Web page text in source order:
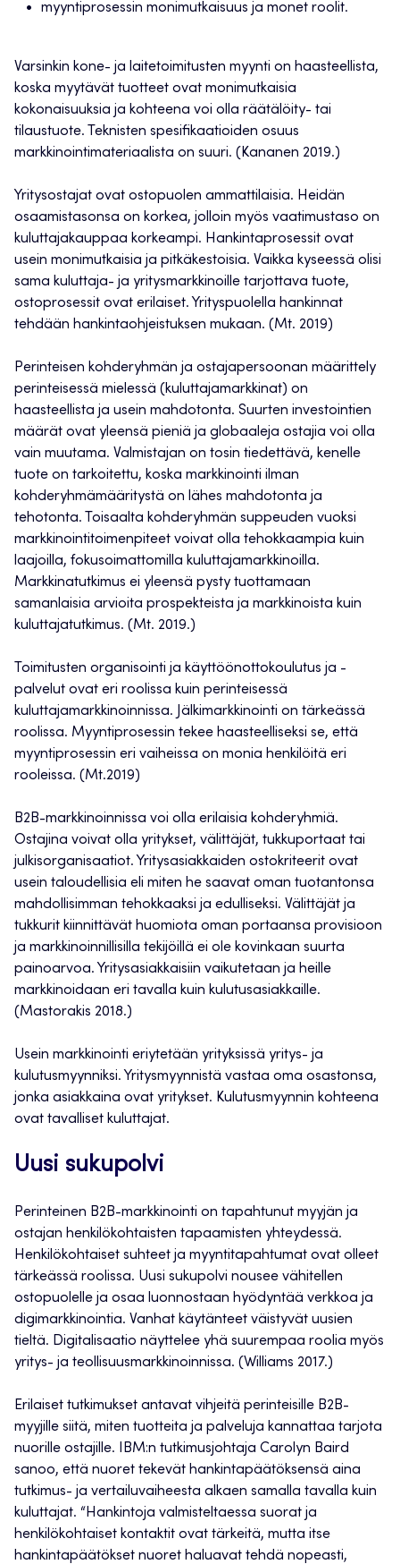
myyntiprosessin monimutkaisuus ja monet roolit.
Varsinkin kone- ja laitetoimitusten myynti on haasteellista,
koska myytävät tuotteet ovat monimutkaisia
kokonaisuuksia ja kohteena voi olla räätälöity- tai
tilaustuote. Teknisten spesifikaatioiden osuus
markkinointimateriaalista on suuri. (Kananen 2019.)
Yritysostajat ovat ostopuolen ammattilaisia. Heidän
osaamistasonsa on korkea, jolloin myös vaatimustaso on
kuluttajakauppaa korkeampi. Hankintaprosessit ovat
usein monimutkaisia ja pitkäkestoisia. Vaikka kyseessä olisi
sama kuluttaja- ja yritysmarkkinoille tarjottava tuote,
ostoprosessit ovat erilaiset. Yrityspuolella hankinnat
tehdään hankintaohjeistuksen mukaan. (Mt. 2019)
Perinteisen kohderyhmän ja ostajapersoonan määrittely
perinteisessä mielessä (kuluttajamarkkinat) on
haasteellista ja usein mahdotonta. Suurten investointien
määrät ovat yleensä pieniä ja globaaleja ostajia voi olla
vain muutama. Valmistajan on tosin tiedettävä, kenelle
tuote on tarkoitettu, koska markkinointi ilman
kohderyhmämääritystä on lähes mahdotonta ja
tehotonta. Toisaalta kohderyhmän suppeuden vuoksi
markkinointitoimenpiteet voivat olla tehokkaampia kuin
laajoilla, fokusoimattomilla kuluttajamarkkinoilla.
Markkinatutkimus ei yleensä pysty tuottamaan
samanlaisia arvioita prospekteista ja markkinoista kuin
kuluttajatutkimus. (Mt. 2019.)
Toimitusten organisointi ja käyttöönottokoulutus ja -
palvelut ovat eri roolissa kuin perinteisessä
kuluttajamarkkinoinnissa. Jälkimarkkinointi on tärkeässä
roolissa. Myyntiprosessin tekee haasteelliseksi se, että
myyntiprosessin eri vaiheissa on monia henkilöitä eri
rooleissa. (Mt.2019)
B2B-markkinoinnissa voi olla erilaisia kohderyhmiä.
Ostajina voivat olla yritykset, välittäjät, tukkuportaat tai
julkisorganisaatiot. Yritysasiakkaiden ostokriteerit ovat
usein taloudellisia eli miten he saavat oman tuotantonsa
mahdollisimman tehokkaaksi ja edulliseksi. Välittäjät ja
tukkurit kiinnittävät huomiota oman portaansa provisioon
ja markkinoinnillisilla tekijöillä ei ole kovinkaan suurta
painoarvoa. Yritysasiakkaisiin vaikutetaan ja heille
markkinoidaan eri tavalla kuin kulutusasiakkaille.
(Mastorakis 2018.)
Usein markkinointi eriytetään yrityksissä yritys- ja
kulutusmyynniksi. Yritysmyynnistä vastaa oma osastonsa,
jonka asiakkaina ovat yritykset. Kulutusmyynnin kohteena
ovat tavalliset kuluttajat.
Uusi sukupolvi
Perinteinen B2B-markkinointi on tapahtunut myyjän ja
ostajan henkilökohtaisten tapaamisten yhteydessä.
Henkilökohtaiset suhteet ja myyntitapahtumat ovat olleet
tärkeässä roolissa. Uusi sukupolvi nousee vähitellen
ostopuolelle ja osaa luonnostaan hyödyntää verkkoa ja
digimarkkinointia. Vanhat käytänteet väistyvät uusien
tieltä. Digitalisaatio näyttelee yhä suurempaa roolia myös
yritys- ja teollisuusmarkkinoinnissa. (Williams 2017.)
Erilaiset tutkimukset antavat vihjeitä perinteisille B2B-
myyjille siitä, miten tuotteita ja palveluja kannattaa tarjota
nuorille ostajille. IBM:n tutkimusjohtaja Carolyn Baird
sanoo, että nuoret tekevät hankintapäätöksensä aina
tutkimus- ja vertailuvaiheesta alkaen samalla tavalla kuin
kuluttajat. “Hankintoja valmisteltaessa suorat ja
henkilökohtaiset kontaktit ovat tärkeitä, mutta itse
hankintapäätökset nuoret haluavat tehdä nopeasti,